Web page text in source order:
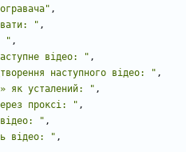
,
" ,
" ,
відео: " ,
наступного відео: " ,
як усталений: " ,
проксі: " ,
відео: " ,
відео: " ,